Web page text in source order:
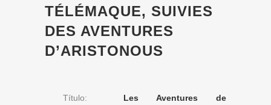
TÉLÉMAQUE, SUIVIES
DES AVENTURES
D’ARISTONOUS
Título:
Les Aventures de